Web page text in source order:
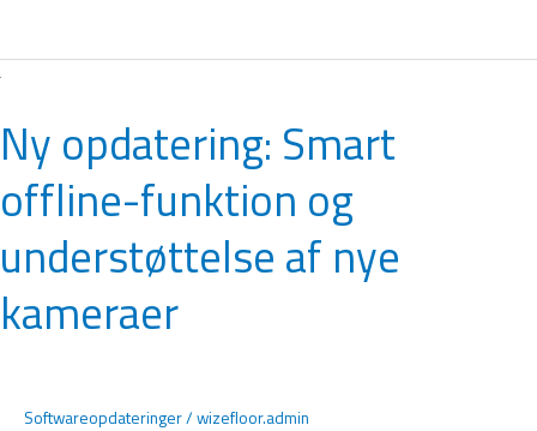
Ny opdatering: Smart
offline-funktion og
understøttelse af nye
kameraer
Softwareopdateringer/ wizefloor.admin
Ny
Smart
offline-
funktion
og
understøttelse
nye